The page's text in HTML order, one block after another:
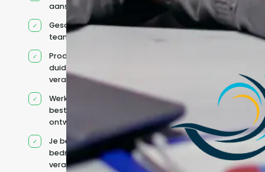
aansturing
Geschikt voor hybride
teams
Productcontext en
duidelijke
verantwoordelijkheden
Werkt binnen jouw
bestaande
ontwikkelteam
Je behoudt jouw
bedrijfs- en IT-
verantwoordelijkheden